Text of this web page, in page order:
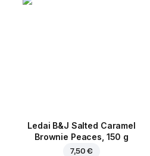
Ledai B&J Salted Caramel
Brownie Peaces, 150 g
7,50 €